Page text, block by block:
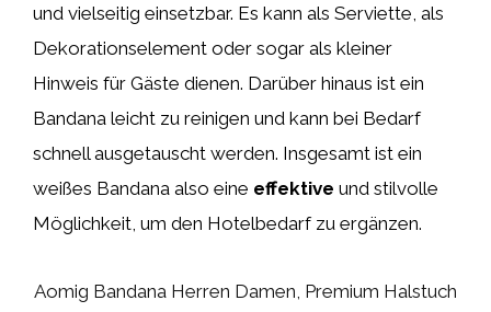
und vielseitig einsetzbar. Es kann als Serviette, als
Dekorationselement oder sogar als kleiner
Hinweis für Gäste dienen. Darüber hinaus ist ein
Bandana leicht zu reinigen und kann bei Bedarf
schnell ausgetauscht werden. Insgesamt ist ein
weißes Bandana also eine effektive und stilvolle
Möglichkeit, um den Hotelbedarf zu ergänzen.
Aomig Bandana Herren Damen, Premium Halstuch